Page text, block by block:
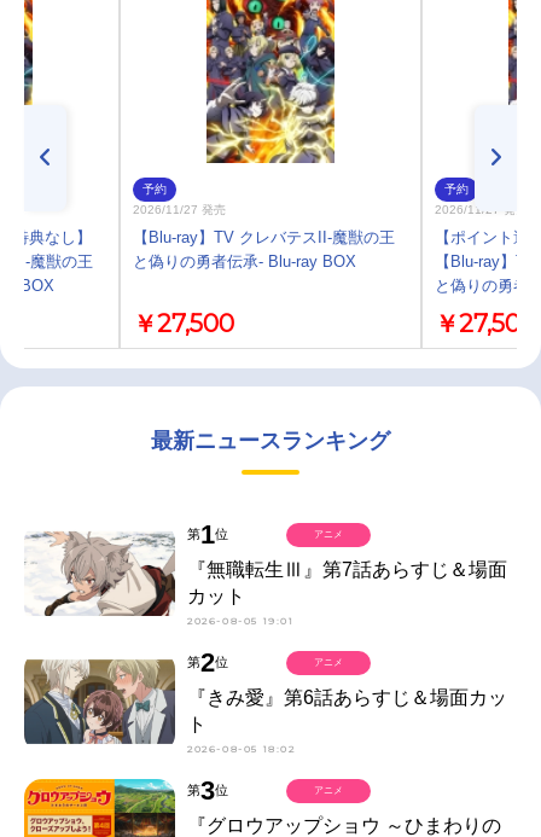
特典なし】
II-魔獣の王
BOX
予約
2026/11/27 発売
【Blu-ray】TV クレバテスII-魔獣の王
と偽りの勇者伝承- Blu-ray BOX
￥27,500
予約
2026/11/27 発売
【ポイント還
【Blu-ray】
と偽りの勇者
￥27,500
最新ニュースランキング
第1位
『無職転生Ⅲ』第7話あらすじ＆場面
カット
2026-08-05 19:01
アニメ
第2位
『きみ愛』第6話あらすじ＆場面カッ
ト
2026-08-05 18:02
アニメ
第3位
『グロウアップショウ ～ひまわりの
アニメ